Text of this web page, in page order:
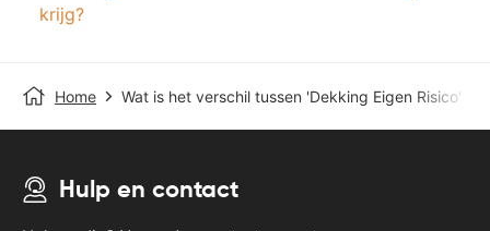
krijg?
Home Wat is het verschil tussen 'Dekking Eigen Risico' en
Hulp en contact